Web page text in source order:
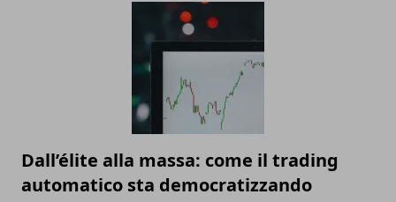
Dall’élite alla massa: come il trading
automatico sta democratizzando